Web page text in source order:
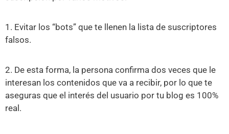
1. Evitar los “bots” que te llenen la lista de suscriptores
falsos.
2. De esta forma, la persona confirma dos veces que le
interesan los contenidos que va a recibir, por lo que te
aseguras que el interés del usuario por tu blog es 100%
real.